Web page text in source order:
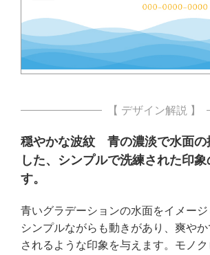
【 デザイン解説 】
穏やかな波紋 青の濃淡で水面の
した、シンプルで洗練された印
す。
青いグラデーションの水面をイメージ
シンプルながらも動きがあり、爽や
されるような印象を与えます。モノ